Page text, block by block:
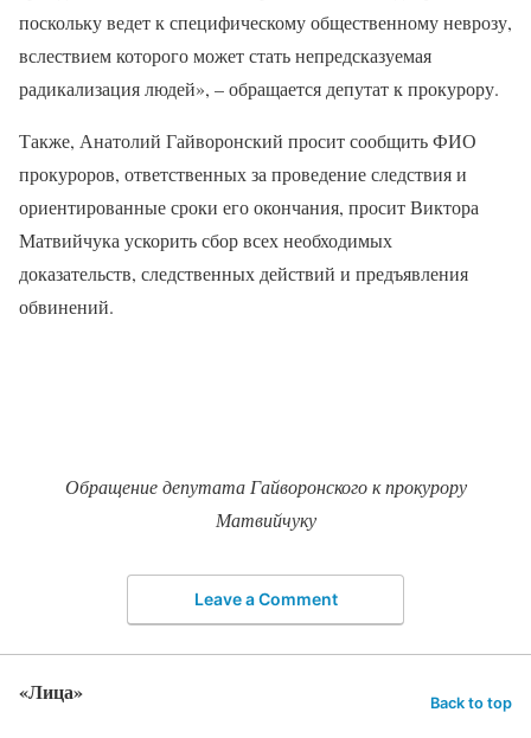
поскольку ведет к специфическому общественному неврозу,
вслествием которого может стать непредсказуемая
радикализация людей», – обращается депутат к прокурору.
Также, Анатолий Гайворонский просит сообщить ФИО
прокуроров, ответственных за проведение следствия и
ориентированные сроки его окончания, просит Виктора
Матвийчука ускорить сбор всех необходимых
доказательств, следственных действий и предъявления
обвинений.
Обращение депутата Гайворонского к прокурору
Матвийчуку
Leave a Comment
«Лица» Back to top